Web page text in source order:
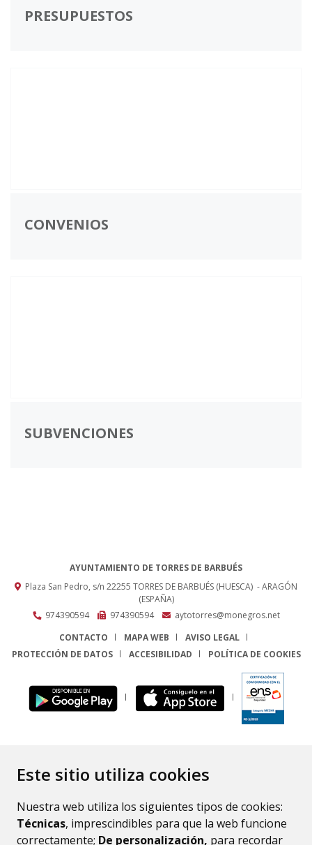
Este sitio utiliza cookies
Nuestra web utiliza los siguientes tipos de cookies:
Técnicas, imprescindibles para que la web funcione
correctamente; De personalización, para recordar
PRESUPUESTOS
CONVENIOS
SUBVENCIONES
AYUNTAMIENTO DE TORRES DE BARBUÉS
Plaza San Pedro, s/n 22255 TORRES DE BARBUÉS (HUESCA) - ARAGÓN
(ESPAÑA)
974390594
974390594
aytotorres@monegros.net
CONTACTO
MAPA WEB
AVISO LEGAL
PROTECCIÓN DE DATOS
ACCESIBILIDAD POLÍTICA DE COOKIES